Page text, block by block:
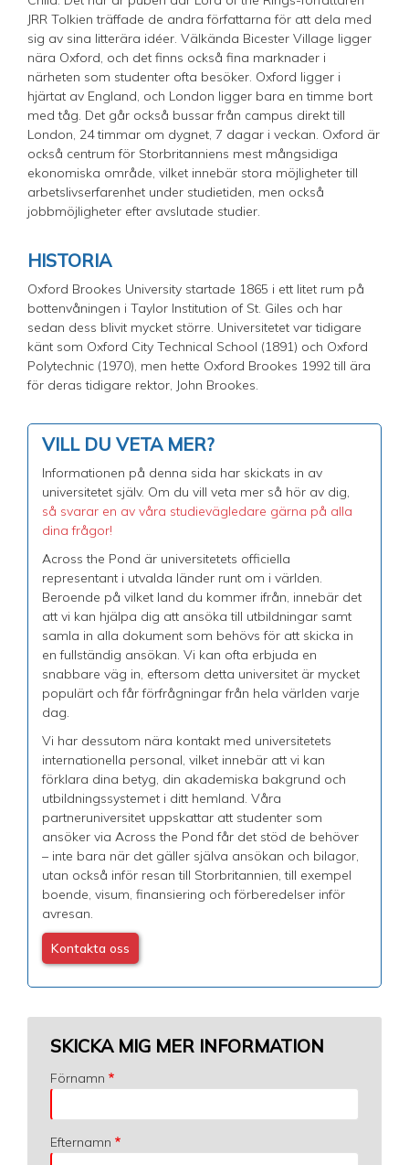
JRR Tolkien träffade de andra författarna för att dela med
sig av sina litterära idéer. Välkända Bicester Village ligger
nära Oxford, och det finns också fina marknader i
närheten som studenter ofta besöker. Oxford ligger i
hjärtat av England, och London ligger bara en timme bort
med tåg. Det går också bussar från campus direkt till
London, 24 timmar om dygnet, 7 dagar i veckan. Oxford är
också centrum för Storbritanniens mest mångsidiga
ekonomiska område, vilket innebär stora möjligheter till
arbetslivserfarenhet under studietiden, men också
jobbmöjligheter efter avslutade studier.
HISTORIA
Oxford Brookes University startade 1865 i ett litet rum på
bottenvåningen i Taylor Institution of St. Giles och har
sedan dess blivit mycket större. Universitetet var tidigare
känt som Oxford City Technical School (1891) och Oxford
Polytechnic (1970), men hette Oxford Brookes 1992 till ära
för deras tidigare rektor, John Brookes.
VILL DU VETA MER?
Informationen på denna sida har skickats in av
universitetet själv. Om du vill veta mer så hör av dig,
så svarar en av våra studievägledare gärna på alla
dina frågor!
Across the Pond är universitetets officiella
representant i utvalda länder runt om i världen.
Beroende på vilket land du kommer ifrån, innebär det
att vi kan hjälpa dig att ansöka till utbildningar samt
samla in alla dokument som behövs för att skicka in
en fullständig ansökan. Vi kan ofta erbjuda en
snabbare väg in, eftersom detta universitet är mycket
populärt och får förfrågningar från hela världen varje
dag.
Vi har dessutom nära kontakt med universitetets
internationella personal, vilket innebär att vi kan
förklara dina betyg, din akademiska bakgrund och
utbildningssystemet i ditt hemland. Våra
partneruniversitet uppskattar att studenter som
ansöker via Across the Pond får det stöd de behöver
– inte bara när det gäller själva ansökan och bilagor,
utan också inför resan till Storbritannien, till exempel
boende, visum, finansiering och förberedelser inför
avresan.
Kontakta oss
SKICKA MIG MER INFORMATION
Förnamn
Efternamn